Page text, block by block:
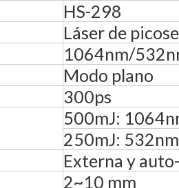
HS-298
Láser de
1064nm/
Modo plano
300ps
500mJ:
250mJ: 532nm
Externa y
2~10 mm